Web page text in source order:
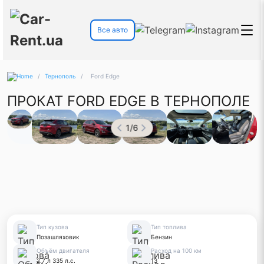
Все авто
/ Тернополь / Ford Edge
ПРОКАТ FORD EDGE В ТЕРНОПОЛЕ
1/6
Тип кузова
Позашляховик
Тип топлива
Бензин
Объём двигателя
2.7 л 335 л.с.
Расход на 100 км
13